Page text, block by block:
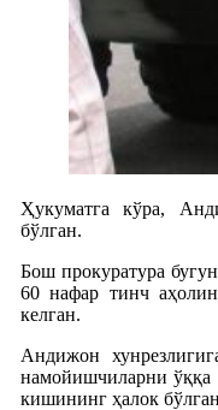
Ҳукуматга кўра,
бўлган.
Бош прокуратура
60 нафар тинч
келган.
Андижон
намойишчиларни
кишининг ҳалок